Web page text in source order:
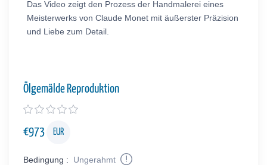
Das Video zeigt den Prozess der Handmalerei eines
Meisterwerks von Claude Monet mit äußerster Präzision
und Liebe zum Detail.
Ölgemälde Reproduktion
€973 EUR
Bedingung :
Ungerahmt